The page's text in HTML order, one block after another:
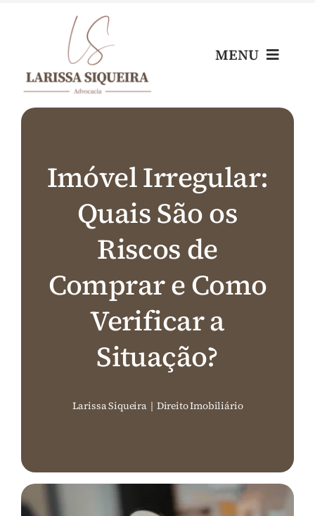
MENU
Home
Nossos Profissionais
Áreas de Atuação
Perguntas Frequentes (FAQ)
Imóvel Irregular:
Quais São os
Riscos de
Comprar e Como
Verificar a
Situação?
Larissa Siqueira | Direito Imobiliário